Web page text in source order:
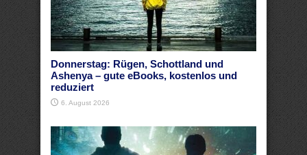
Donnerstag: Rügen, Schottland und
Ashenya – gute eBooks, kostenlos und
reduziert
6. August 2026